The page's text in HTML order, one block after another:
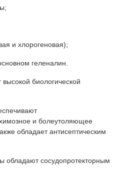
и хлорогеновая);
геленалин.
биологической
и болеутоляющее
обладает антисептическим
сосудопротекторным